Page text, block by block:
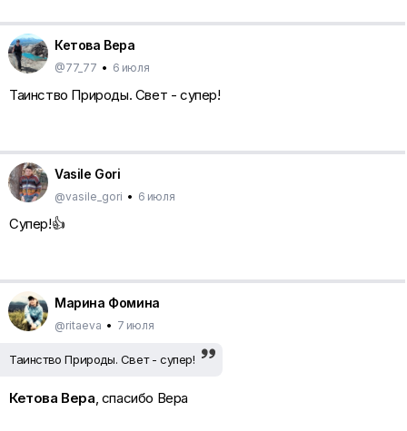
Кетова Вера
@77_77 • 6 июля
Таинство Природы. Свет - супер!
Vasile Gori
@vasile_gori • 6 июля
Супер!👍
Марина Фомина
@ritaeva • 7 июля
Таинство Природы. Свет - супер!
Кетова Вера, спасибо Вера